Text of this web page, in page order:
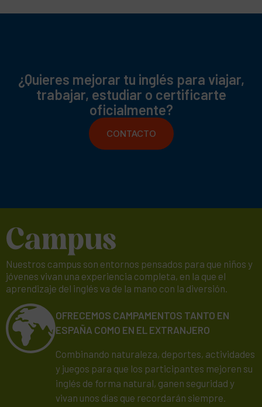
¿Quieres mejorar tu inglés para viajar,
trabajar, estudiar o certificarte
oficialmente?
CONTACTO
Campus
Nuestros campus son entornos pensados para que niños y
jóvenes vivan una experiencia completa, en la que el
aprendizaje del inglés va de la mano con la diversión.
OFRECEMOS CAMPAMENTOS TANTO EN
ESPAÑA COMO EN EL EXTRANJERO
Combinando naturaleza, deportes, actividades
y juegos para que los participantes mejoren su
inglés de forma natural, ganen seguridad y
vivan unos días que recordarán siempre.